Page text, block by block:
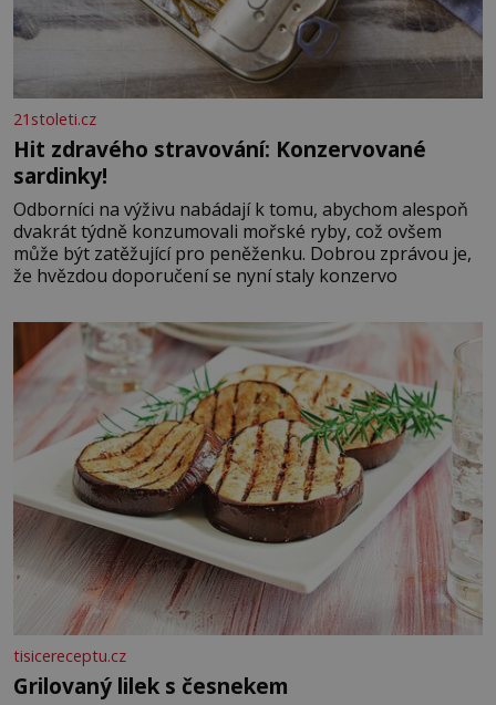
21stoleti.cz
Hit zdravého stravování: Konzervované
sardinky!
Odborníci na výživu nabádají k tomu, abychom alespoň
dvakrát týdně konzumovali mořské ryby, což ovšem
může být zatěžující pro peněženku. Dobrou zprávou je,
že hvězdou doporučení se nyní staly konzervo
tisicereceptu.cz
Grilovaný lilek s česnekem